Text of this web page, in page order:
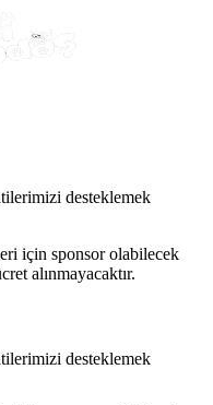
desteklemek
için sponsor olabilecek
alınmayacaktır.
desteklemek